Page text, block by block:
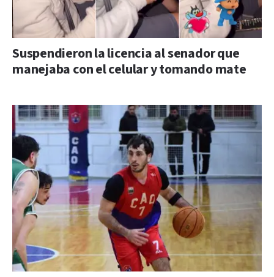
Suspendieron la licencia al senador que
manejaba con el celular y tomando mate